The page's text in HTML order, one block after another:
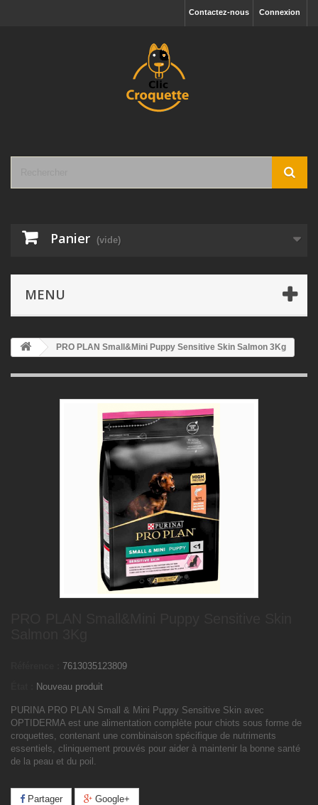
Connexion
Contactez-nous
Panier (vide)
MENU
PRO PLAN Small&Mini Puppy Sensitive Skin Salmon 3Kg
7613035123809
Nouveau produit
PURINA PRO PLAN Small & Mini Puppy Sensitive Skin avec
OPTIDERMA est une alimentation complète pour chiots sous forme de
croquettes, contenant une combinaison spécifique de nutriments
essentiels, cliniquement prouvés pour aider à maintenir la bonne santé
de la peau et du poil.
Partager Google+